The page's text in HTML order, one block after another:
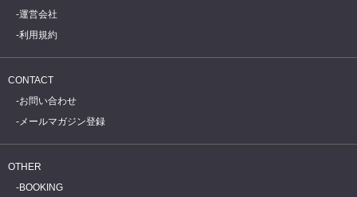
運営会社
利用規約
CONTACT
お問い合わせ
メールマガジン登録
OTHER
BOOKING